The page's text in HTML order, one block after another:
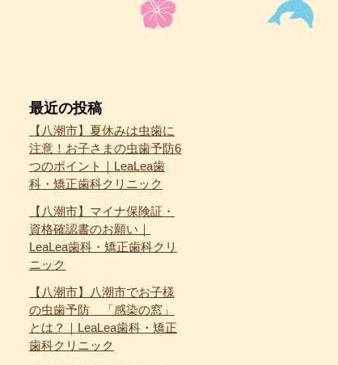
最近の投稿
【八潮市】夏休みは虫歯に
注意！お子さまの虫歯予防6
つのポイント｜LeaLea歯
科・矯正歯科クリニック
【八潮市】マイナ保険証・
資格確認書のお願い｜
LeaLea歯科・矯正歯科クリ
ニック
【八潮市】八潮市でお子様
の虫歯予防 「感染の窓」
とは？｜LeaLea歯科・矯正
歯科クリニック